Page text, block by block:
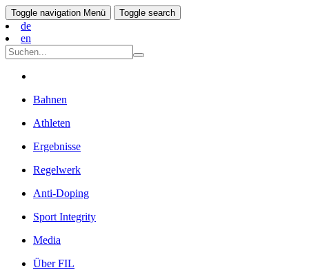
Toggle navigation Menü Toggle search
de
en
Bahnen
Athleten
Ergebnisse
Regelwerk
Anti-Doping
Sport Integrity
Media
Über FIL